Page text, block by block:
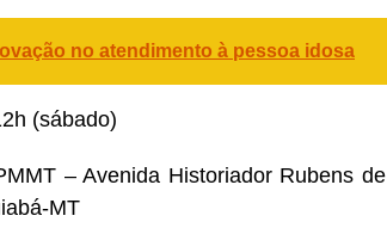
no atendimento à pessoa idosa
(sábado)
– Avenida Historiador Rubens de
MT